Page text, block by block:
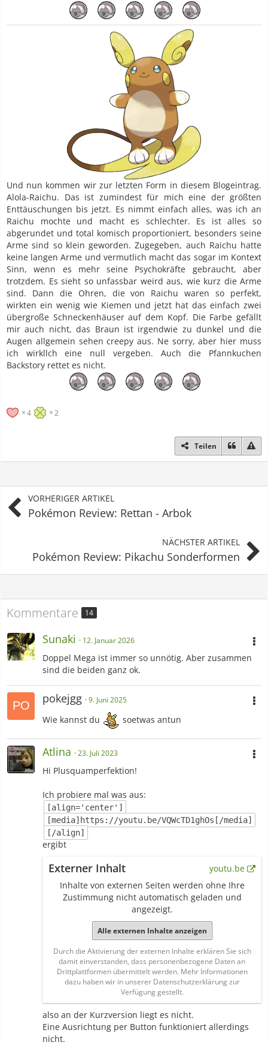
Und nun kommen wir zur letzten Form in diesem Blogeintrag.
Alola-Raichu. Das ist zumindest für mich eine der größten
Enttäuschungen bis jetzt. Es nimmt einfach alles, was ich an
Raichu mochte und macht es schlechter. Es ist alles so
abgerundet und total komisch proportioniert, besonders seine
Arme sind so klein geworden. Zugegeben, auch Raichu hatte
keine langen Arme und vermutlich macht das sogar im Kontext
Sinn, wenn es mehr seine Psychokräfte gebraucht, aber
trotzdem. Es sieht so unfassbar weird aus, wie kurz die Arme
sind. Dann die Ohren, die von Raichu waren so perfekt,
wirkten ein wenig wie Kiemen und jetzt hat das einfach zwei
übergroße Schneckenhäuser auf dem Kopf. Die Farbe gefällt
mir auch nicht, das Braun ist irgendwie zu dunkel und die
Augen allgemein sehen creepy aus. Ne sorry, aber hier muss
ich wirkllch eine null vergeben. Auch die Pfannkuchen
Backstory rettet es nicht.
4 2
Teilen
VORHERIGER ARTIKEL
Pokémon Review: Rettan - Arbok
NÄCHSTER ARTIKEL
Pokémon Review: Pikachu Sonderformen
Kommentare 14
Sunaki 12. Januar 2026
Doppel Mega ist immer so unnötig. Aber zusammen
sind die beiden ganz ok.
pokejgg 9. Juni 2025
Wie kannst du soetwas antun
Atlina 23. Juli 2023
Hi Plusquamperfektion!
Ich probiere mal was aus:
[align='center']
[media]https://youtu.be/VQWcTD1ghOs[/media]
[/align]
ergibt
Externer Inhalt
youtu.be
Inhalte von externen Seiten werden ohne Ihre
Zustimmung nicht automatisch geladen und
angezeigt.
Alle externen Inhalte anzeigen
Durch die Aktivierung der externen Inhalte erklären Sie sich
damit einverstanden, dass personenbezogene Daten an
Drittplattformen übermittelt werden. Mehr Informationen
dazu haben wir in unserer Datenschutzerklärung zur
Verfügung gestellt.
also an der Kurzversion liegt es nicht.
Eine Ausrichtung per Button funktioniert allerdings
nicht.